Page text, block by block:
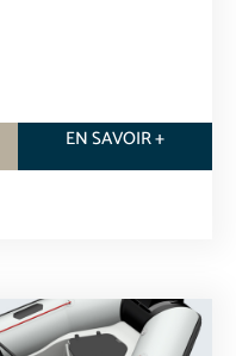
EN SAVOIR +